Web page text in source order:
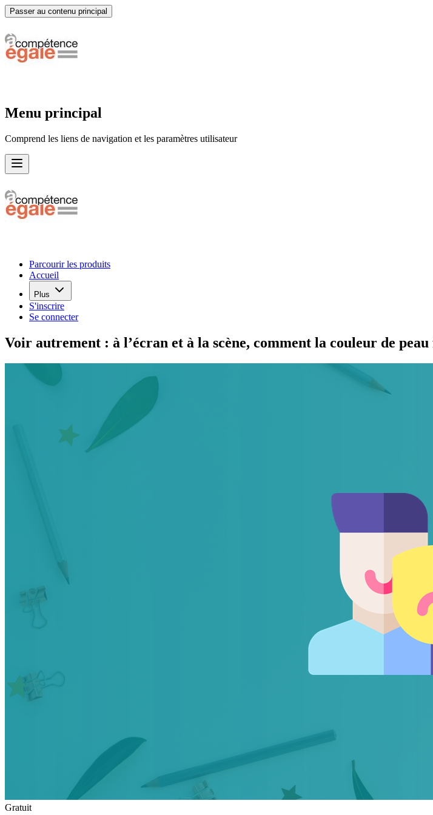
Passer au contenu principal
Menu principal
Comprend les liens de navigation et les paramètres utilisateur
Parcourir les produits
Accueil
Plus
S'inscrire
Se connecter
Voir autrement : à l’écran et à la scène, comment la couleur de
Gratuit